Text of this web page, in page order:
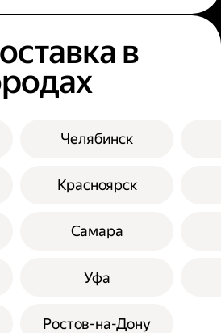
в
Челябинск
Красноярск
Самара
Уфа
Ростов-на-Дону